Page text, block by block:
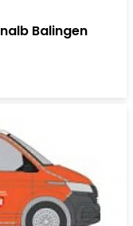
Balingen